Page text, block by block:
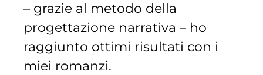
– grazie al metodo della
progettazione narrativa – ho
raggiunto ottimi risultati con i
miei romanzi.